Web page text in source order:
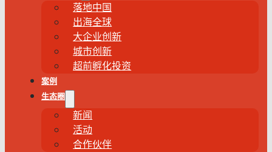
落地中国
出海全球
大企业创新
城市创新
超前孵化投资
案例
生态圈
新闻
活动
合作伙伴